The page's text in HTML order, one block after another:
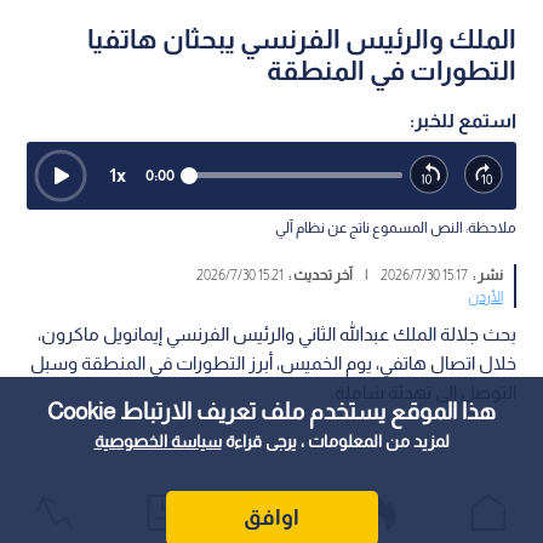
هذا الموقع يستخدم ملف تعريف الارتباط Cookie
لمزيد من المعلومات ، يرجى قراءةسياسة الخصوصية
اوافق
الملك والرئيس الفرنسي يبحثان هاتفيا
التطورات في المنطقة
استمع للخبر:
0:00
1x
ملاحظة: النص المسموع ناتج عن نظام آلي
نشر :15:17 2026/7/30
| آخر تحديث : 15:21 2026/7/30
الأردن
بحث جلالة الملك عبدالله الثاني والرئيس الفرنسي إيمانويل ماكرون،
خلال اتصال هاتفي، يوم الخميس، أبرز التطورات في المنطقة وسبل